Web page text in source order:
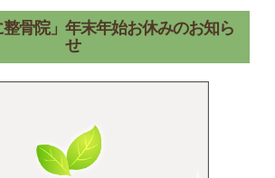
骨院」年末年始お休みのお知ら
せ